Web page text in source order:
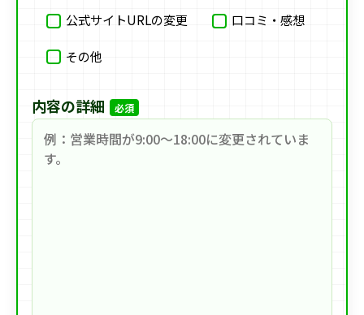
公式サイトURLの変更 口コミ・感想
その他
内容の詳細 必須